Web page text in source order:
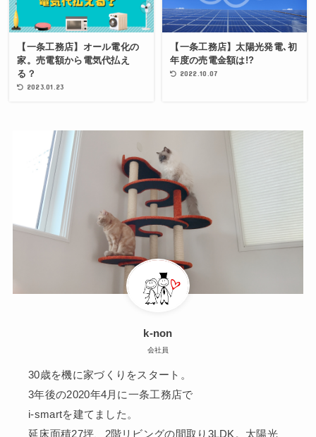
【一条工務店】オール電化の
家。売電額から電気代払え
る？
2023.01.23
【一条工務店】太陽光発電､初
年度の売電金額は!?
2022.10.07
k-non
会社員
30歳を機に家づくりをスタート。
3年後の2020年4月に一条工務店で
i-smartを建てました。
延床面積27坪、2階リビングの間取り3LDK。太陽光